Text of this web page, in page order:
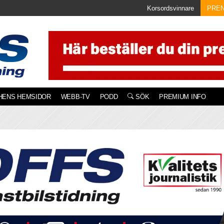
Korsordsvinnare
HEMSIDOR WEBB-TV PODD SÖK PREMIUM INFO